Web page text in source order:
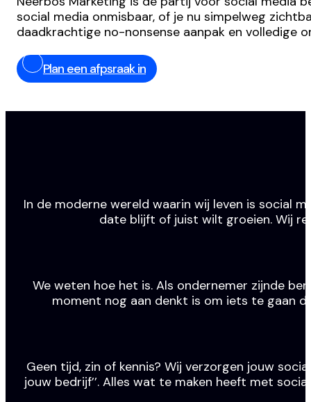
social media onmisbaar, of je nu simpelweg
daadkrachtige no-nonsense aanpak en volledige
Plan een afpsraak in
In de moderne wereld waarin wij leven is social
date blijft of juist wilt groeien. Wij
We weten hoe het is. Als ondernemer zijnde
moment nog aan denkt is om iets te gaan
Geen tijd, zin of kennis? Wij verzorgen jouw
jouw bedrijf’’. Alles wat te maken heeft met